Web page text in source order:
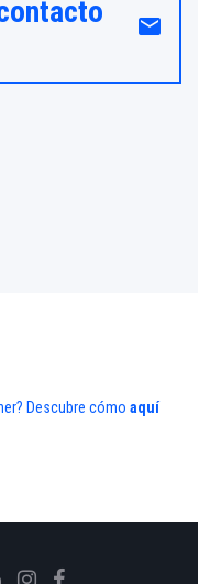
email
Descubre cómo aquí